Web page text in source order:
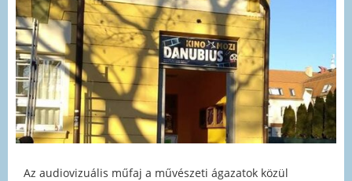
Az audiovizuális műfaj a művészeti ágazatok közül